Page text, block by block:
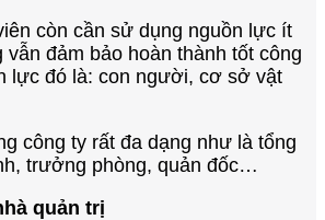
còn cần sử dụng nguồn lực ít
vẫn đảm bảo hoàn thành tốt công
lực đó là: con người, cơ sở vật
công ty rất đa dạng như là tổng
trưởng phòng, quản đốc…
quản trị